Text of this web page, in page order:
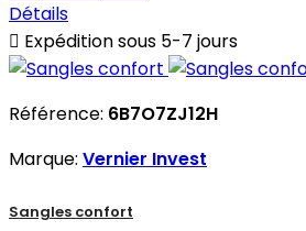
Détails
 Expédition sous 5-7 jours
Référence: 6B7O7ZJ12H
Marque: Vernier Invest
Sangles confort